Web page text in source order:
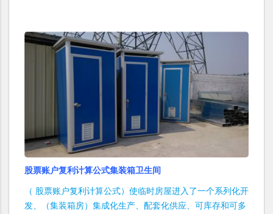
股票账户复利计算公式集装箱卫生间
（ 股票账户复利计算公式）使临时房屋进入了一个系列化开
发、（集装箱房）集成化生产、配套化供应、可库存和可多